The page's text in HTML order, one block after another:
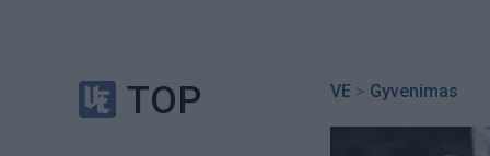
TOP VE > Gyvenimas